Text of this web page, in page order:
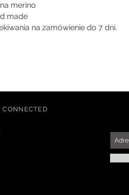
merino
made
na zamówienie do 7 dni.
CONNECTED